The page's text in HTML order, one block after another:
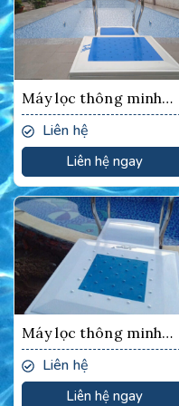
Máy lọc thông minh
XO3Liên hệ
Liên hệ ngay
Máy lọc thông minh
XO3Liên hệ
Liên hệ ngay